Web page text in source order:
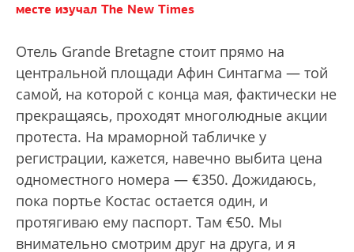
месте изучал The New Times
Отель Grande Bretagne стоит прямо на
центральной площади Афин Синтагма — той
самой, на которой с конца мая, фактически не
прекращаясь, проходят многолюдные акции
протеста. На мраморной табличке у
регистрации, кажется, навечно выбита цена
одноместного номера — €350. Дожидаюсь,
пока портье Костас остается один, и
протягиваю ему паспорт. Там €50. Мы
внимательно смотрим друг на друга, и я